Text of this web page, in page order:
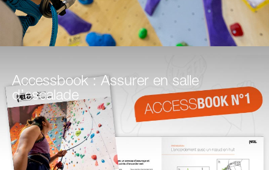
Accessbook : Assurer en salle
d’escalade